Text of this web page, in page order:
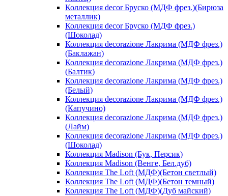
Коллекция decor Бруско (МДФ фрез.)(Бирюза
металлик)
Коллекция decor Бруско (МДФ фрез.)
(Шоколад)
Коллекция decorazione Лакрима (МДФ фрез.)
(Баклажан)
Коллекция decorazione Лакрима (МДФ фрез.)
(Балтик)
Коллекция decorazione Лакрима (МДФ фрез.)
(Белый)
Коллекция decorazione Лакрима (МДФ фрез.)
(Капучино)
Коллекция decorazione Лакрима (МДФ фрез.)
(Лайм)
Коллекция decorazione Лакрима (МДФ фрез.)
(Шоколад)
Коллекция Madison (Бук, Персик)
Коллекция Madison (Венге, Бел.дуб)
Коллекция The Loft (МДФ)(Бетон светлый)
Коллекция The Loft (МДФ)(Бетон темный)
Коллекция The Loft (МДФ)(Дуб майский)